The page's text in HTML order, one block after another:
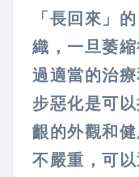
「長回來」
織，一旦萎
過適當的治
步惡化是可
齦的外觀和
不嚴重，可